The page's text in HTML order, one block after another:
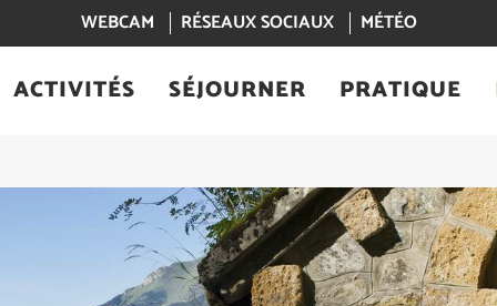
WEBCAM RÉSEAUX SOCIAUX MÉTÉO
ACTIVITÉS SÉJOURNER PRATIQUE